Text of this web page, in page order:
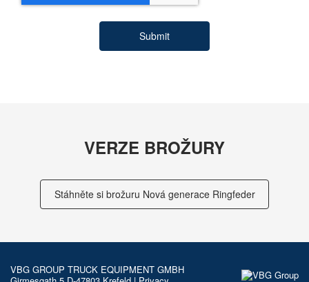
VERZE BROŽURY
Stáhněte si brožuru Nová generace Ringfeder
VBG GROUP TRUCK EQUIPMENT GMBH